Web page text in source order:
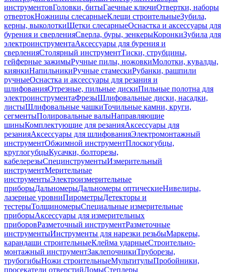
инструментовГоловки, битыГаечные ключиОтвертки, наборы
отвертокНожницы слесарныеКлещи строительныеЗубила,
керны, выколоткиЩетки слесарныеОснастка и аксессуары для
бурения и сверленияСверла, буры, зенкерыКоронкиЗубила для
электроинструментаАксессуары для бурения и
сверленияСтолярный инструментТиски, струбцины,
гейферные зажимыРучные пилы, ножовкиМолотки, кувалды,
киянкиНапильникиРучные стамескиРубанки, рашпили
ручныеОснастка и аксессуары для резания и
шлифованияОтрезные, пильные дискиПильные полотна для
электроинструментаФрезыШлифовальные диски, насадки,
листыШлифовальные чашкиТочильные камни, круги,
сегментыПолировальные валыНаправляющие
шиныКомплектующие для резанияАксессуары для
резанияАксессуары для шлифованияЭлектромонтажный
инструментОбжимной инструментПлоскогубцы,
круглогубцыКусачки, болторезы,
кабелерезыСпецинструментыИзмерительный
инструментМерительные
инструментыЭлектроизмерительные
приборыДальномерыДальномеры оптическиеНивелиры,
лазерные уровниПирометрыДетекторы и
тестерыТолщиномерыСпециальные измерительные
приборыАксессуары для измерительных
приборовРазметочный инструментРазметочные
инструментыИнструменты для нарезки резьбыМаркеры,
карандаши строительныеКлейма ударныеСтроительно-
монтажный инструментЗаклепочникиТруборезы,
трубогибыНожи строительныеМультитулыПробойники,
просекатели отверстийЛомыСтеплеры